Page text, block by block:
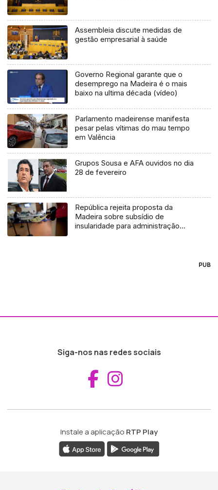
Assembleia discute medidas de
gestão empresarial à saúde
Governo Regional garante que o
desemprego na Madeira é o mais
baixo na ultima década (vídeo)
Parlamento madeirense manifesta
pesar pelas vítimas do mau tempo
em Valência
Grupos Sousa e AFA ouvidos no dia
28 de fevereiro
República rejeita proposta da
Madeira sobre subsídio de
insularidade para administração
PUB
Siga-nos nas redes sociais
Aceder ao
Instale a aplicação RTP Play